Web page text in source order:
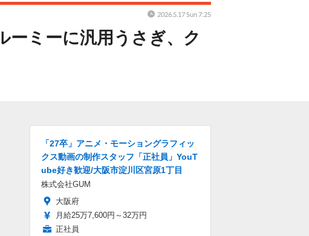
ーミーに汎用うさぎ、ク
2026.5.17 Sun 7:25
「27卒」アニメ・モーショングラフィッ
クス動画の制作スタッフ「正社員」YouT
ube好き歓迎/大阪市淀川区宮原1丁目
株式会社GUM
大阪府
月給25万7,600円～32万円
正社員